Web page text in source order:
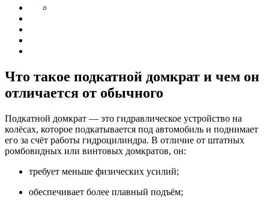
Что такое подкатной домкрат и чем он
отличается от обычного
Подкатной домкрат — это гидравлическое устройство на
колёсах, которое подкатывается под автомобиль и поднимает
его за счёт работы гидроцилиндра. В отличие от штатных
ромбовидных или винтовых домкратов, он:
требует меньше физических усилий;
обеспечивает более плавный подъём;